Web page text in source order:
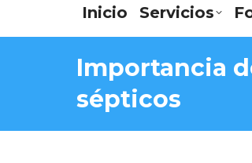
Inicio Servicios
Importancia
sépticos